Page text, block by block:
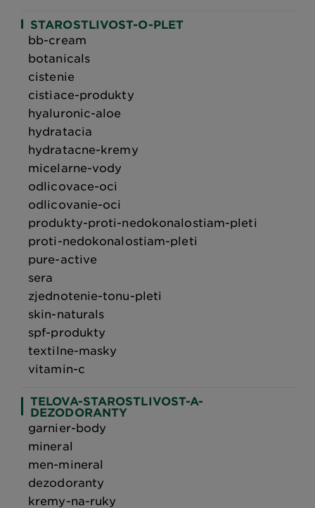
STAROSTLIVOST-O-PLET
bb-cream
botanicals
cistenie
cistiace-produkty
hyaluronic-aloe
hydratacia
hydratacne-kremy
micelarne-vody
odlicovace-oci
odlicovanie-oci
produkty-proti-nedokonalostiam-pleti
proti-nedokonalostiam-pleti
pure-active
sera
zjednotenie-tonu-pleti
skin-naturals
spf-produkty
textilne-masky
vitamin-c
TELOVA-STAROSTLIVOST-A-
DEZODORANTY
garnier-body
mineral
men-mineral
dezodoranty
kremy-na-ruky